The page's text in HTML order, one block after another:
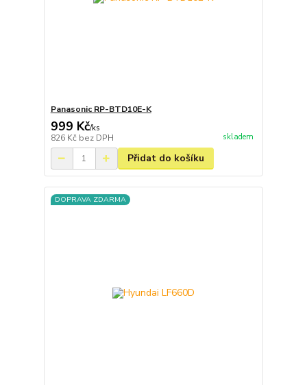
Panasonic RP-BTD10E-K
999 Kč/ks
826 Kč bez DPH skladem
Přidat do košíku
DOPRAVA ZDARMA